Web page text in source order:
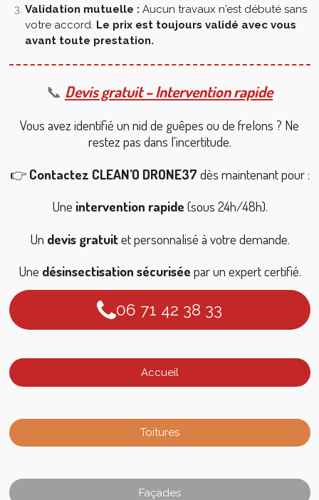
Validation mutuelle : Aucun travaux n'est débuté sans
votre accord. Le prix est toujours validé avec vous
avant toute prestation.
📞 Devis gratuit – Intervention rapide
Vous avez identifié un nid de guêpes ou de frelons ? Ne
restez pas dans l'incertitude.
👉 Contactez CLEAN’O DRONE37 dès maintenant pour :
Une intervention rapide (sous 24h/48h).
Un devis gratuitet personnalisé à votre demande.
Une désinsectisation sécurisée par un expert certifié.
06 71 42 38 33
Accueil
Toitures
Façades